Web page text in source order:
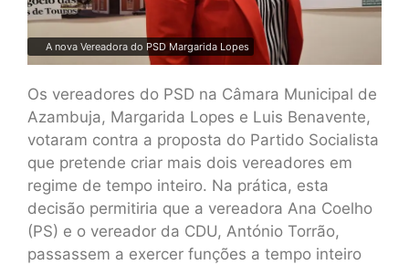
A nova Vereadora do PSD Margarida Lopes
Os vereadores do PSD na Câmara Municipal de
Azambuja, Margarida Lopes e Luis Benavente,
votaram contra a proposta do Partido Socialista
que pretende criar mais dois vereadores em
regime de tempo inteiro. Na prática, esta
decisão permitiria que a vereadora Ana Coelho
(PS) e o vereador da CDU, António Torrão,
passassem a exercer funções a tempo inteiro